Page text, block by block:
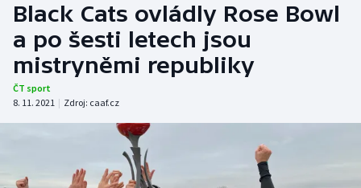
Hokej
Tenis
Atletika
DALŠÍ SPORTY
Black Cats ovládly Rose Bowl
a po šesti letech jsou
mistryněmi republiky
ČT sport
8. 11. 2021 | Zdroj: caaf.cz